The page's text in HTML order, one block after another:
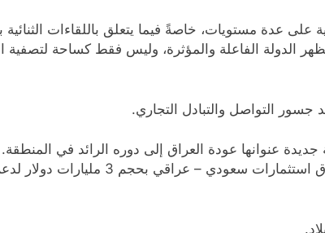
عدة مستويات، خاصةً فيما يتعلق باللقاءات الثنائية
الدولة الفاعلة والمؤثرة، وليس فقط كساحة لتصفية
التواصل والتبادل التجاري.
عنوانها عودة العراق إلى دوره الرائد في
مشاريع اقتصادية واعدة، مثل مشروع المشرق الجديد الذي يضم مصر والأردن